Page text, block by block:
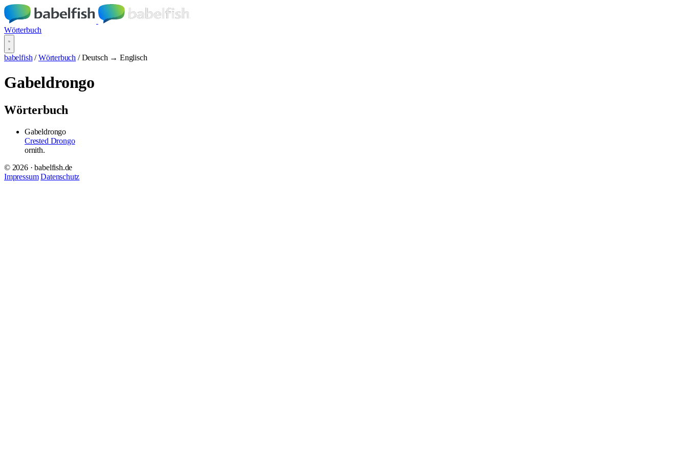
Wörterbuch
babelfish / Wörterbuch / Deutsch → Englisch
Gabeldrongo
Wörterbuch
Gabeldrongo
Crested Drongo
ornith.
© 2026 · babelfish.de
Impressum Datenschutz